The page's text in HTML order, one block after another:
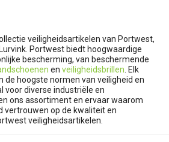
veiligheidsartikelen van Portwest,
Portwest biedt hoogwaardige
bescherming, van beschermende
en veiligheidsbrillen . Elk
de hoogste normen van veiligheid en
voor diverse industriële en
ons assortiment en ervaar waarom
vertrouwen op de kwaliteit en
veiligheidsartikelen.